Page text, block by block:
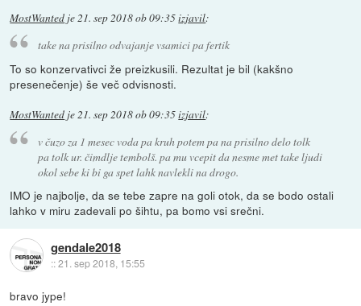
MostWanted je21. sep 2018 ob 09:35izjavil:
take na prisilno odvajanje vsamici pa fertik
To so konzervativci že preizkusili. Rezultat je bil (kakšno
presenečenje) še več odvisnosti.
MostWanted je21. sep 2018 ob 09:35izjavil:
v čuzo za 1 mesec voda pa kruh potem pa na prisilno delo tolk
pa tolk ur. čimdlje tembolš. pa mu vcepit da nesme met take ljudi
okol sebe ki bi ga spet lahk navlekli na drogo.
IMO je najbolje, da se tebe zapre na goli otok, da se bodo ostali
lahko v miru zadevali po šihtu, pa bomo vsi srečni.
gendale2018
::21. sep 2018, 15:55
bravo jype!